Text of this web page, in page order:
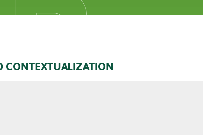
CONTEXTUALIZATION